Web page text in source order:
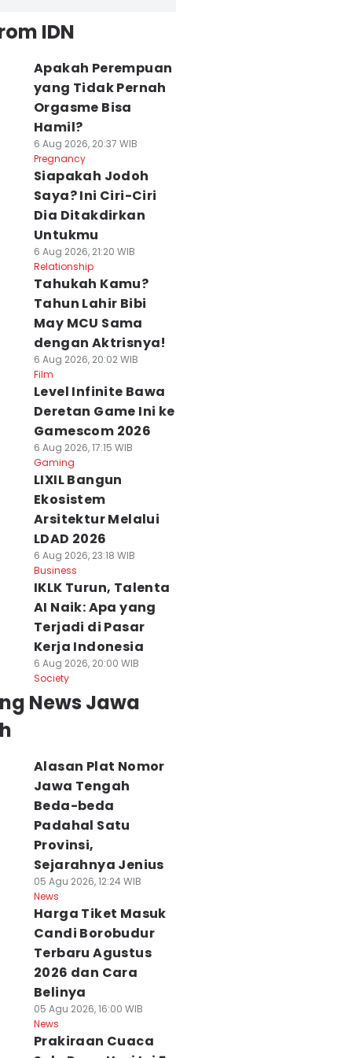
IDN
Apakah Perempuan
yang Tidak Pernah
Orgasme Bisa
Hamil?
6 Aug 2026, 20:37 WIB
Pregnancy
Siapakah Jodoh
Saya? Ini Ciri-Ciri
Dia Ditakdirkan
Untukmu
6 Aug 2026, 21:20 WIB
Relationship
Tahukah Kamu?
Tahun Lahir Bibi
May MCU Sama
dengan Aktrisnya!
6 Aug 2026, 20:02 WIB
Film
Level Infinite Bawa
Deretan Game Ini ke
Gamescom 2026
6 Aug 2026, 17:15 WIB
Gaming
LIXIL Bangun
Ekosistem
Arsitektur Melalui
LDAD 2026
6 Aug 2026, 23:18 WIB
Business
IKLK Turun, Talenta
AI Naik: Apa yang
Terjadi di Pasar
Kerja Indonesia
6 Aug 2026, 20:00 WIB
Society
News Jawa
Alasan Plat Nomor
Jawa Tengah
Beda-beda
Padahal Satu
Provinsi,
Sejarahnya Jenius
05 Agu 2026, 12:24 WIB
News
Harga Tiket Masuk
Candi Borobudur
Terbaru Agustus
2026 dan Cara
Belinya
05 Agu 2026, 16:00 WIB
News
Prakiraan Cuaca